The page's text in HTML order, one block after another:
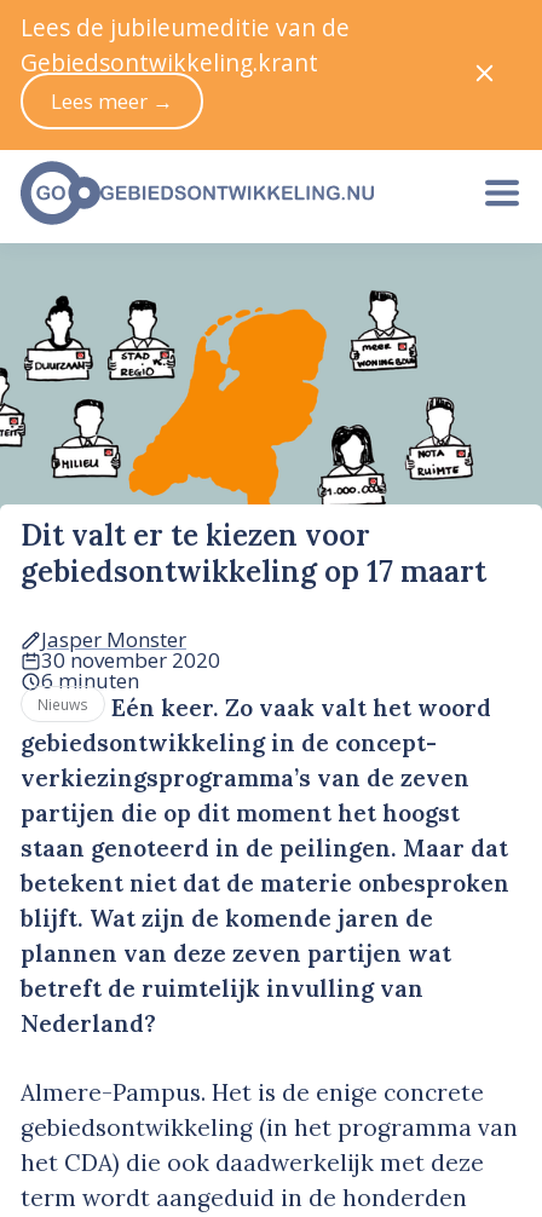
Dit valt er te kiezen voor
gebiedsontwikkeling op 17 maart
Jasper Monster
30 november 2020
6 minuten
Nieuws
Eén keer. Zo vaak valt het woord
gebiedsontwikkeling in de concept-
verkiezingsprogramma’s van de zeven
partijen die op dit moment het hoogst
staan genoteerd in de peilingen. Maar dat
betekent niet dat de materie onbesproken
blijft. Wat zijn de komende jaren de
plannen van deze zeven partijen wat
betreft de ruimtelijk invulling van
Nederland?
Almere-Pampus. Het is de enige concrete
gebiedsontwikkeling (in het programma van
het CDA) die ook daadwerkelijk met deze
term wordt aangeduid in de honderden
Lees de jubileumeditie van de
Gebiedsontwikkeling.krant
Lees meer →